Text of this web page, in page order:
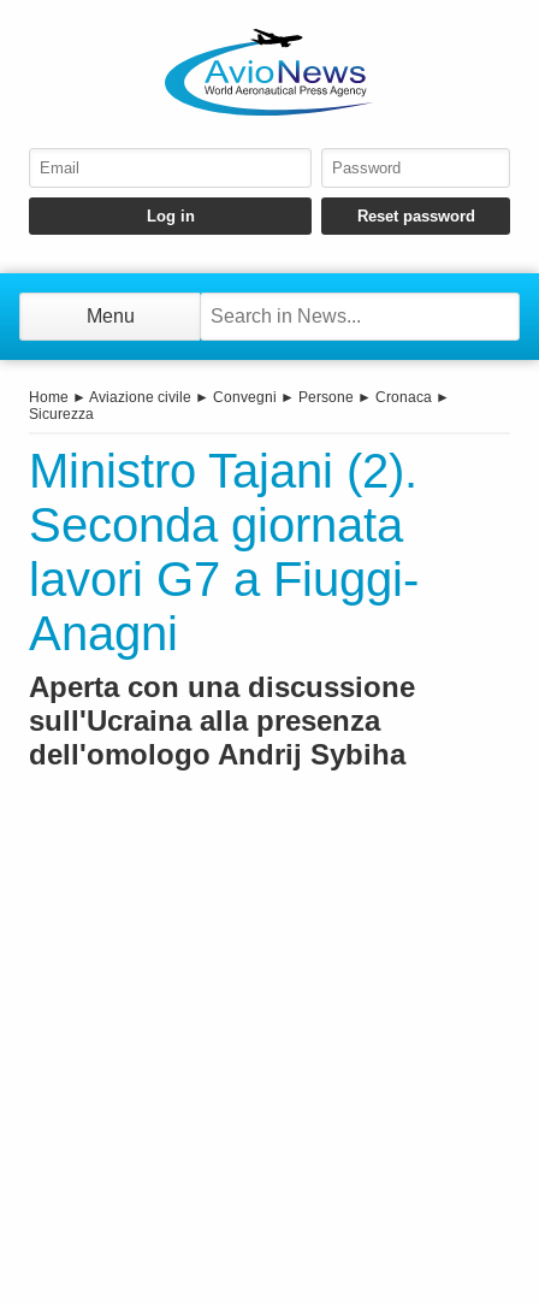
Menu
Home ► Aviazione civile ► Convegni ► Persone ► Cronaca ►
Sicurezza
Ministro Tajani (2).
Seconda giornata
lavori G7 a Fiuggi-
Anagni
Aperta con una discussione
sull'Ucraina alla presenza
dell'omologo Andrij Sybiha